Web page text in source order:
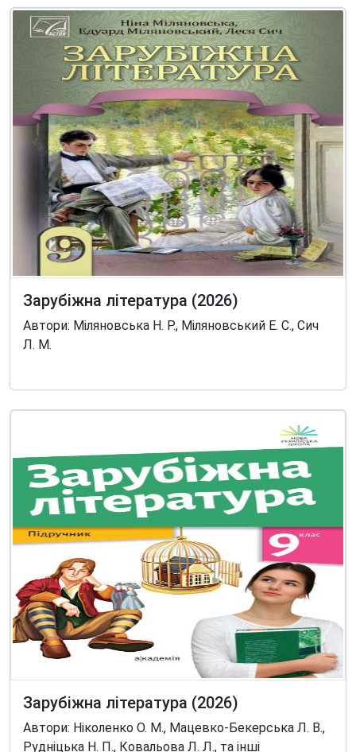
Зарубіжна література (2026)
Автори: Міляновська Н. Р., Міляновський Е. С., Сич
Л. М.
Зарубіжна література (2026)
Автори: Ніколенко О. М., Мацевко-Бекерська Л. В.,
Рудніцька Н. П., Ковальова Л. Л., та інші